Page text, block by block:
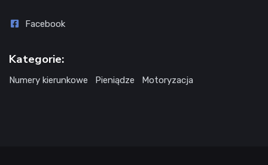
Facebook
Kategorie:
Numery kierunkowe Pieniądze Motoryzacja